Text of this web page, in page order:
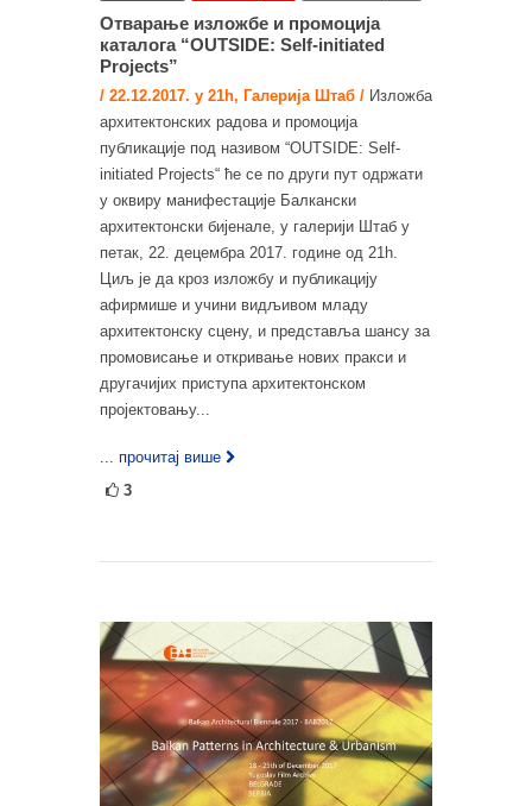
Отварање изложбе и промоција
каталога “OUTSIDE: Self-initiated
Projects”
/ 22.12.2017. у 21h, Галерија Штаб / Изложба
архитектонских радова и промоција
публикације под називом “OUTSIDE: Self-
initiated Projects“ ће се по други пут одржати
у оквиру манифестације Балкански
архитектонски бијенале, у галерији Штаб у
петак, 22. децембра 2017. године од 21h.
Циљ је да кроз изложбу и публикацију
афирмише и учини видљивом младу
архитектонску сцену, и представља шансу за
промовисање и откривање нових пракси и
другачијих приступа архитектонском
пројектовању...
... прочитај више
3